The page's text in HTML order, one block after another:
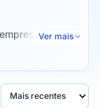
no
busca
acesso a hotéis
você será
Ver mais
Ordenar por